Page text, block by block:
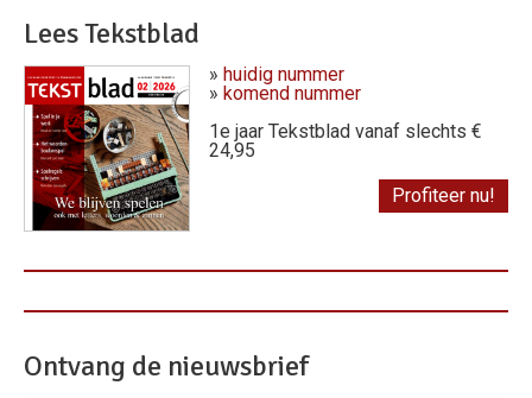
Lees Tekstblad
» huidig nummer
» komend nummer
1e jaar Tekstblad vanaf slechts €
24,95
Profiteer nu!
Ontvang de nieuwsbrief